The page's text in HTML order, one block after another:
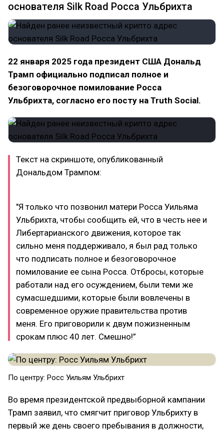
основателя Silk Road Росса Ульбрихта
22 января 2025 года президент США Дональд
Трамп официально подписал полное и
безоговорочное помилование Росса
Ульбрихта, согласно его посту на Truth Social.
Текст на скриншоте, опубликованный
Дональдом Трампом:
"Я только что позвонил матери Росса Уильяма
Ульбрихта, чтобы сообщить ей, что в честь нее и
Либертарианского движения, которое так
сильно меня поддерживало, я был рад только
что подписать полное и безоговорочное
помилование ее сына Росса. Отбросы, которые
работали над его осуждением, были теми же
сумасшедшими, которые были вовлечены в
современное оружие правительства против
меня. Его приговорили к двум пожизненным
срокам плюс 40 лет. Смешно!”
По центру: Росс Уильям Ульбрихт
Во время президентской предвыборной кампании
Трамп заявил, что смягчит приговор Ульбрихту в
первый же день своего пребывания в должности,